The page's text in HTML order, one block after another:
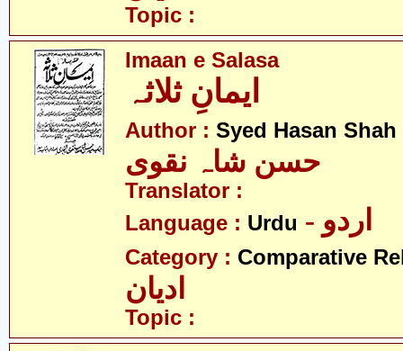
Topic :
Imaan e Salasa
ایمانِ ثلاثہ
Author : Syed Hasan Shah
حسن شاہ نقوی
Translator :
Language : Urdu - اردو
Category : Comparative
ادیان
Topic :